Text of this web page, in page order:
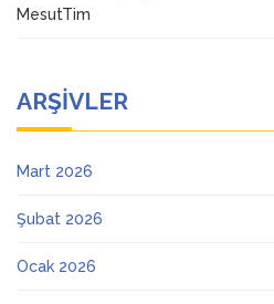
MesutTim
ARŞIVLER
Mart 2026
Şubat 2026
Ocak 2026